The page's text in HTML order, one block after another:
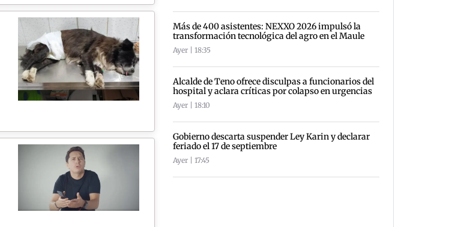
Más de 400 asistentes: NEXXO 2026 impulsó la
transformación tecnológica del agro en el Maule
Ayer | 18:35
Alcalde de Teno ofrece disculpas a funcionarios del
hospital y aclara críticas por colapso en urgencias
Ayer | 18:10
Gobierno descarta suspender Ley Karin y declarar
feriado el 17 de septiembre
Ayer | 17:45